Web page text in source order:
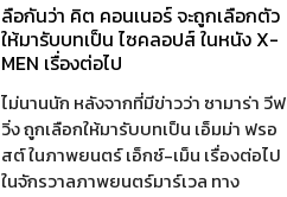
ลือกันว่า คิต คอนเนอร์ จะถูกเลือกตัว
ให้มารับบทเป็น ไซคลอปส์ ในหนัง X-
MEN เรื่องต่อไป
ไม่นานนัก หลังจากที่มีข่าวว่า ซามาร่า วีฟ
วิ่ง ถูกเลือกให้มารับบทเป็น เอ็มม่า ฟรอ
สต์ ในภาพยนตร์ เอ็กซ์-เม็น เรื่องต่อไป
ในจักรวาลภาพยนตร์มาร์เวล ทาง